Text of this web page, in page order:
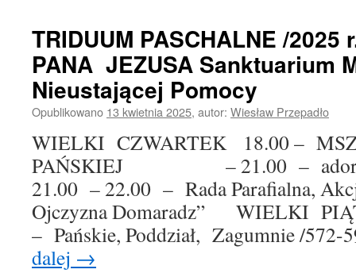
TRIDUUM PASCHALNE /2025
PANA JEZUSA Sanktuarium
Nieustającej Pomocy
Opublikowano 13 kwietnia 2025, autor: Wiesław Przepadło
WIELKI CZWARTEK 18.00 –
PAŃSKIEJ – 21.00 –
21.00 – 22.00 – Rada Parafialna,
Ojczyzna Domaradz” WIELKI
– Pańskie, Poddział, Zagumnie /
dalej →